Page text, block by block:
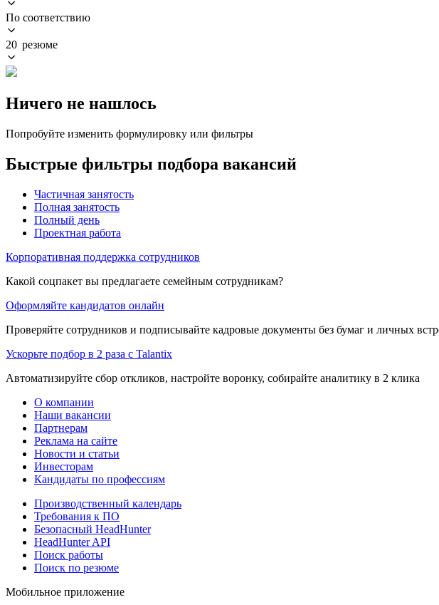
По соответствию
20 резюме
Ничего не нашлось
Попробуйте изменить формулировку или фильтры
Быстрые фильтры подбора вакансий
Частичная занятость
Полная занятость
Полный день
Проектная работа
Корпоративная поддержка сотрудников
Какой соцпакет вы предлагаете семейным сотрудникам?
Оформляйте кандидатов онлайн
Проверяйте сотрудников и подписывайте кадровые документы без бумаг и личных
Ускорьте подбор в 2 раза с Talantix
Автоматизируйте сбор откликов, настройте воронку, собирайте аналитику в 2 клика
О компании
Наши вакансии
Партнерам
Реклама на сайте
Новости и статьи
Инвесторам
Кандидаты по профессиям
Производственный календарь
Требования к ПО
Безопасный HeadHunter
HeadHunter API
Поиск работы
Поиск по резюме
Мобильное приложение